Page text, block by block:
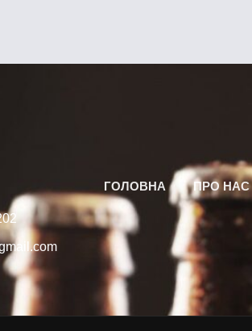
ГОЛОВНА ПРО НАС